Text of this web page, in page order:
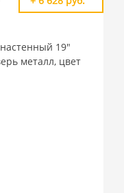
19"
металл, цвет